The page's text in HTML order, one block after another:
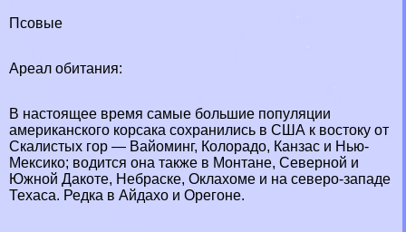
Псовые
Ареал обитания:
В настоящее время самые большие популяции
американского корсака сохранились в США к востоку от
Скалистых гор — Вайоминг, Колорадо, Канзас и Нью-
Мексико; водится она также в Монтане, Северной и
Южной Дакоте, Небраске, Оклахоме и на северо-западе
Техаса. Редка в Айдахо и Орегоне.